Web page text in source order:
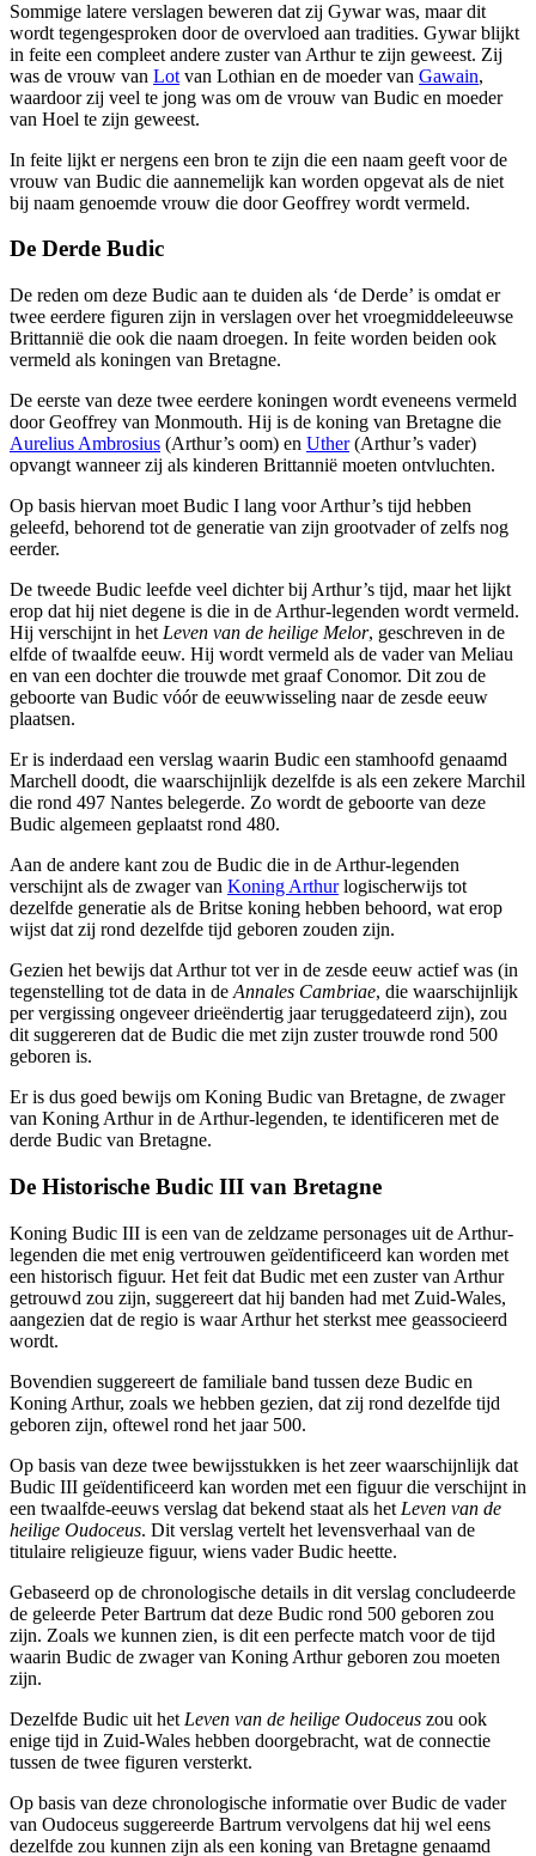
Sommige latere verslagen beweren dat zij Gywar was, maar dit
wordt tegengesproken door de overvloed aan tradities. Gywar blijkt
in feite een compleet andere zuster van Arthur te zijn geweest. Zij
was de vrouw van Lot van Lothian en de moeder van Gawain,
waardoor zij veel te jong was om de vrouw van Budic en moeder
van Hoel te zijn geweest.
In feite lijkt er nergens een bron te zijn die een naam geeft voor de
vrouw van Budic die aannemelijk kan worden opgevat als de niet
bij naam genoemde vrouw die door Geoffrey wordt vermeld.
De Derde Budic
De reden om deze Budic aan te duiden als ‘de Derde’ is omdat er
twee eerdere figuren zijn in verslagen over het vroegmiddeleeuwse
Brittannië die ook die naam droegen. In feite worden beiden ook
vermeld als koningen van Bretagne.
De eerste van deze twee eerdere koningen wordt eveneens vermeld
door Geoffrey van Monmouth. Hij is de koning van Bretagne die
Aurelius Ambrosius (Arthur’s oom) en Uther(Arthur’s vader)
opvangt wanneer zij als kinderen Brittannië moeten ontvluchten.
Op basis hiervan moet Budic I lang voor Arthur’s tijd hebben
geleefd, behorend tot de generatie van zijn grootvader of zelfs nog
eerder.
De tweede Budic leefde veel dichter bij Arthur’s tijd, maar het lijkt
erop dat hij niet degene is die in de Arthur-legenden wordt vermeld.
Hij verschijnt in het Leven van de heilige Melor, geschreven in de
elfde of twaalfde eeuw. Hij wordt vermeld als de vader van Meliau
en van een dochter die trouwde met graaf Conomor. Dit zou de
geboorte van Budic vóór de eeuwwisseling naar de zesde eeuw
plaatsen.
Er is inderdaad een verslag waarin Budic een stamhoofd genaamd
Marchell doodt, die waarschijnlijk dezelfde is als een zekere Marchil
die rond 497 Nantes belegerde. Zo wordt de geboorte van deze
Budic algemeen geplaatst rond 480.
Aan de andere kant zou de Budic die in de Arthur-legenden
verschijnt als de zwager van Koning Arthurlogischerwijs tot
dezelfde generatie als de Britse koning hebben behoord, wat erop
wijst dat zij rond dezelfde tijd geboren zouden zijn.
Gezien het bewijs dat Arthur tot ver in de zesde eeuw actief was (in
tegenstelling tot de data in de Annales Cambriae, die waarschijnlijk
per vergissing ongeveer drieëndertig jaar teruggedateerd zijn), zou
dit suggereren dat de Budic die met zijn zuster trouwde rond 500
geboren is.
Er is dus goed bewijs om Koning Budic van Bretagne, de zwager
van Koning Arthur in de Arthur-legenden, te identificeren met de
derde Budic van Bretagne.
De Historische Budic III van Bretagne
Koning Budic III is een van de zeldzame personages uit de Arthur-
legenden die met enig vertrouwen geïdentificeerd kan worden met
een historisch figuur. Het feit dat Budic met een zuster van Arthur
getrouwd zou zijn, suggereert dat hij banden had met Zuid-Wales,
aangezien dat de regio is waar Arthur het sterkst mee geassocieerd
wordt.
Bovendien suggereert de familiale band tussen deze Budic en
Koning Arthur, zoals we hebben gezien, dat zij rond dezelfde tijd
geboren zijn, oftewel rond het jaar 500.
Op basis van deze twee bewijsstukken is het zeer waarschijnlijk dat
Budic III geïdentificeerd kan worden met een figuur die verschijnt in
een twaalfde-eeuws verslag dat bekend staat als het Leven van de
heilige Oudoceus. Dit verslag vertelt het levensverhaal van de
titulaire religieuze figuur, wiens vader Budic heette.
Gebaseerd op de chronologische details in dit verslag concludeerde
de geleerde Peter Bartrum dat deze Budic rond 500 geboren zou
zijn. Zoals we kunnen zien, is dit een perfecte match voor de tijd
waarin Budic de zwager van Koning Arthur geboren zou moeten
zijn.
Dezelfde Budic uit het Leven van de heilige Oudoceus zou ook
enige tijd in Zuid-Wales hebben doorgebracht, wat de connectie
tussen de twee figuren versterkt.
Op basis van deze chronologische informatie over Budic de vader
van Oudoceus suggereerde Bartrum vervolgens dat hij wel eens
dezelfde zou kunnen zijn als een koning van Bretagne genaamd